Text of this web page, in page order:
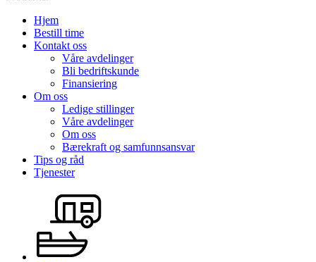
Hjem
Bestill time
Kontakt oss
Våre avdelinger
Bli bedriftskunde
Finansiering
Om oss
Ledige stillinger
Våre avdelinger
Om oss
Bærekraft og samfunnsansvar
Tips og råd
Tjenester